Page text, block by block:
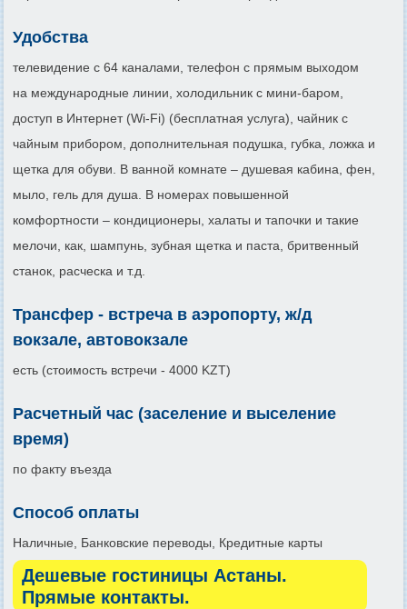
Удобства
телевидение с 64 каналами, телефон с прямым выходом
на международные линии, холодильник с мини-баром,
доступ в Интернет (Wi-Fi) (бесплатная услуга), чайник с
чайным прибором, дополнительная подушка, губка, ложка и
щетка для обуви. В ванной комнате – душевая кабина, фен,
мыло, гель для душа. В номерах повышенной
комфортности – кондиционеры, халаты и тапочки и такие
мелочи, как, шампунь, зубная щетка и паста, бритвенный
станок, расческа и т.д.
Трансфер - встреча в аэропорту, ж/д
вокзале, автовокзале
есть (стоимость встречи - 4000 KZT)
Расчетный час (заселение и выселение
время)
по факту въезда
Способ оплаты
Наличные, Банковские переводы, Кредитные карты
Дешевые гостиницы Астаны.
Прямые контакты.